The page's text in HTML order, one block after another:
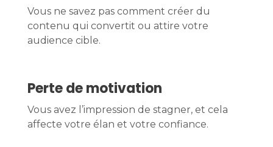
Vous ne savez pas comment créer du
contenu qui convertit ou attire votre
audience cible.
Perte de motivation
Vous avez l’impression de stagner, et cela
affecte votre élan et votre confiance.